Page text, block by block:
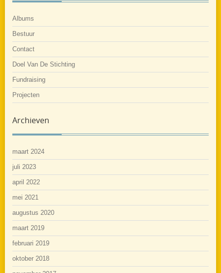
Albums
Bestuur
Contact
Doel Van De Stichting
Fundraising
Projecten
Archieven
maart 2024
juli 2023
april 2022
mei 2021
augustus 2020
maart 2019
februari 2019
oktober 2018